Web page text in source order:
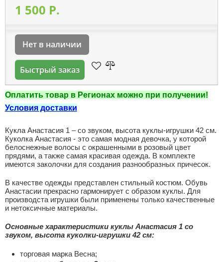
1 500 P.
Нет в наличии
Быстрый заказ
Оплатить товар в Регионах можно при получении!
Условия доставки
Кукла Анастасия 1 – со звуком, высота куклы-игрушки 42 см.
Куколка Анастасия - это самая модная девочка, у которой
белоснежные волосы с окрашенными в розовый цвет
прядями, а также самая красивая одежда. В комплекте
имеются заколочки для создания разнообразных причесок.
В качестве одежды представлен стильный костюм. Обувь
Анастасии прекрасно гармонирует с образом куклы. Для
производста игрушки были применены только качественные
и нетоксичные материалы.
Основные характеристики куклы Анастасия 1 со
звуком, высота куколки-игрушки 42 см:
торговая марка Весна;